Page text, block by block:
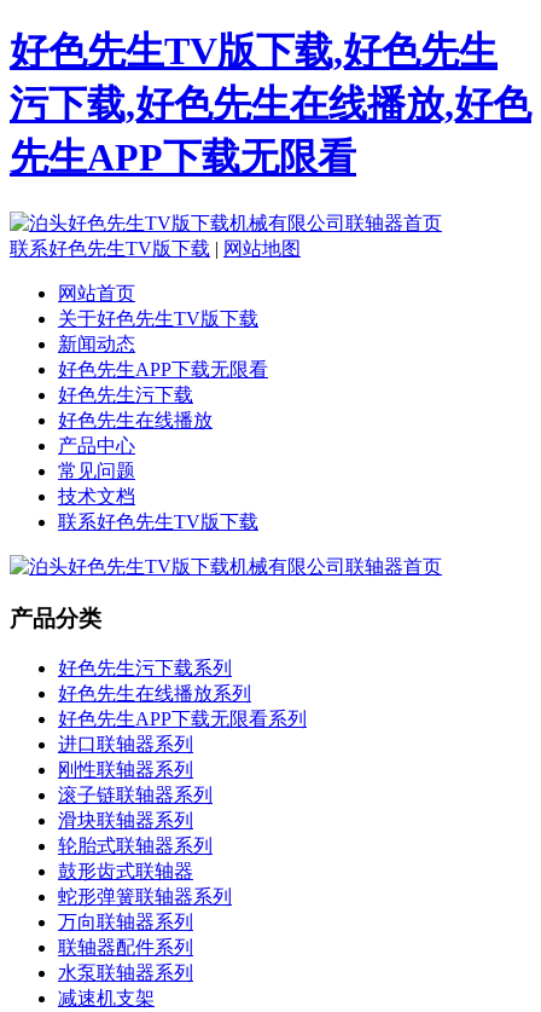
好色先生TV版下载,好色先生
污下载,好色先生在线播放,好色
先生APP下载无限看
联系好色先生TV版下载 | 网站地图
网站首页
关于好色先生TV版下载
新闻动态
好色先生APP下载无限看
好色先生污下载
好色先生在线播放
产品中心
常见问题
技术文档
联系好色先生TV版下载
产品分类
好色先生污下载系列
好色先生在线播放系列
好色先生APP下载无限看系列
进口联轴器系列
刚性联轴器系列
滚子链联轴器系列
滑块联轴器系列
轮胎式联轴器系列
鼓形齿式联轴器
蛇形弹簧联轴器系列
万向联轴器系列
联轴器配件系列
水泵联轴器系列
减速机支架